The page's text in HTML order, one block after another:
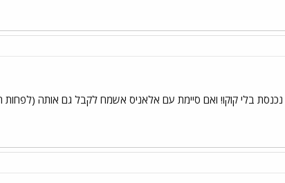
בלי קוקו! ואם סיימת עם אלאניס אשמח לקבל גם אותה (לפחות